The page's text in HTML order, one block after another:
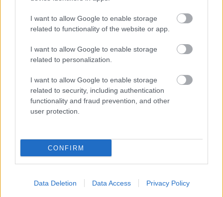
I want to allow Google to enable storage
related to functionality of the website or app.
I want to allow Google to enable storage
related to personalization.
I want to allow Google to enable storage
related to security, including authentication
functionality and fraud prevention, and other
user protection.
CONFIRM
Data Deletion Data Access Privacy Policy
HIVATALOS: TUANZEBE A